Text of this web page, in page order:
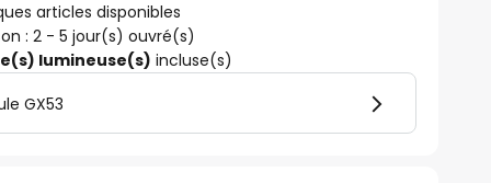
articles disponibles
: 2 - 5 jour(s) ouvré(s)
lumineuse(s) incluse(s)
GX53